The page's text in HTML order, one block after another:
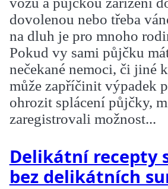
dovolenou nebo třeba
na dluh je pro mnoho
Pokud vy sami půjčku
nečekané nemoci, či jiné
může zapříčinit výpadek
ohrozit splácení půjčky,
zaregistrovali možnost...
Delikátní recepty
bez delikátních